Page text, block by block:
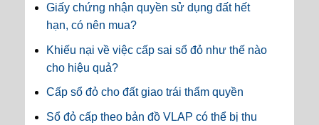
Giấy chứng nhận quyền sử dụng đất hết
hạn, có nên mua?
Khiếu nại về việc cấp sai sổ đỏ như thế nào
cho hiệu quả?
Cấp sổ đỏ cho đất giao trái thẩm quyền
Sổ đỏ cấp theo bản đồ VLAP có thể bị thu